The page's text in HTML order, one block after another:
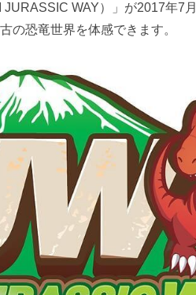
WAY）」が2017年7
恐竜世界を体感できます。